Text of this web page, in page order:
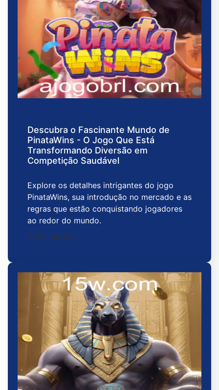
Descubra o Fascinante Mundo de
PinataWins - O Jogo Que Está
Transformando Diversão em
Competição Saudável
Explore os detalhes intrigantes do jogo
PinataWins, sua introdução no mercado e as
regras que estão conquistando jogadores
ao redor do mundo.
2026-04-06